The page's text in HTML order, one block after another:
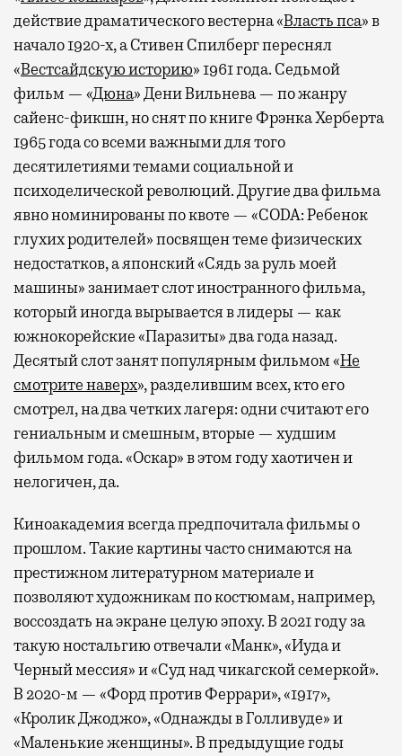
действие драматического вестерна «Власть пса» в
начало 1920-х, а Стивен Спилберг переснял
«Вестсайдскую историю» 1961 года. Седьмой
фильм — «Дюна» Дени Вильнева — по жанру
сайенс-фикшн, но снят по книге Фрэнка Херберта
1965 года со всеми важными для того
десятилетиями темами социальной и
психоделической революций. Другие два фильма
явно номинированы по квоте — «CODA: Ребенок
глухих родителей» посвящен теме физических
недостатков, а японский «Сядь за руль моей
машины» занимает слот иностранного фильма,
который иногда вырывается в лидеры — как
южнокорейские «Паразиты» два года назад.
Десятый слот занят популярным фильмом «Не
смотрите наверх», разделившим всех, кто его
смотрел, на два четких лагеря: одни считают его
гениальным и смешным, вторые — худшим
фильмом года. «Оскар» в этом году хаотичен и
нелогичен, да.
Киноакадемия всегда предпочитала фильмы о
прошлом. Такие картины часто снимаются на
престижном литературном материале и
позволяют художникам по костюмам, например,
воссоздать на экране целую эпоху. В 2021 году за
такую ностальгию отвечали «Манк», «Иуда и
Черный мессия» и «Суд над чикагской семеркой».
В 2020-м — «Форд против Феррари», «1917»,
«Кролик Джоджо», «Однажды в Голливуде» и
«Маленькие женщины». В предыдущие годы